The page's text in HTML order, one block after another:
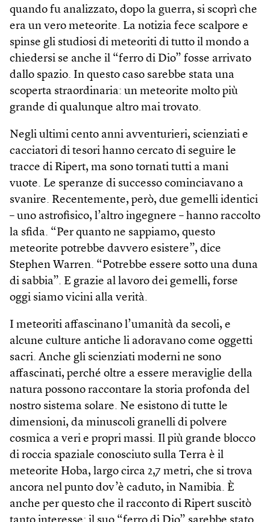
quando fu analizzato, dopo la guerra, si scoprì che
era un vero meteorite. La notizia fece scalpore e
spinse gli studiosi di meteoriti di tutto il mondo a
chiedersi se anche il “ferro di Dio” fosse arrivato
dallo spazio. In questo caso sarebbe stata una
scoperta straordinaria: un meteorite molto più
grande di qualunque altro mai trovato.
Negli ultimi cento anni avventurieri, scienziati e
cacciatori di tesori hanno cercato di seguire le
tracce di Ripert, ma sono tornati tutti a mani
vuote. Le speranze di successo cominciavano a
svanire. Recentemente, però, due gemelli identici
– uno astrofisico, l’altro ingegnere – hanno raccolto
la sfida. “Per quanto ne sappiamo, questo
meteorite potrebbe davvero esistere”, dice
Stephen Warren. “Potrebbe essere sotto una duna
di sabbia”. E grazie al lavoro dei gemelli, forse
oggi siamo vicini alla verità.
I meteoriti affascinano l’umanità da secoli, e
alcune culture antiche li adoravano come oggetti
sacri. Anche gli scienziati moderni ne sono
affascinati, perché oltre a essere meraviglie della
natura possono raccontare la storia profonda del
nostro sistema solare. Ne esistono di tutte le
dimensioni, da minuscoli granelli di polvere
cosmica a veri e propri massi. Il più grande blocco
di roccia spaziale conosciuto sulla Terra è il
meteorite Hoba, largo circa 2,7 metri, che si trova
ancora nel punto dov’è caduto, in Namibia. È
anche per questo che il racconto di Ripert suscitò